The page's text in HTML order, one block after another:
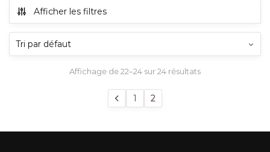
plusieurs
variations.
Les
options
Afficher les filtres
Affichage de 22–24 sur 24 résultats
1 2